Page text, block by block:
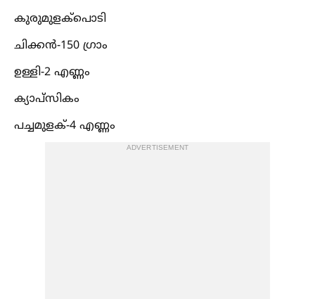
കുരുമുളക്പൊടി
ചിക്കൻ-150 ഗ്രാം
ഉള്ളി-2 എണ്ണം
ക്യാപ്സികം
പച്ചമുളക്-4 എണ്ണം
ADVERTISEMENT